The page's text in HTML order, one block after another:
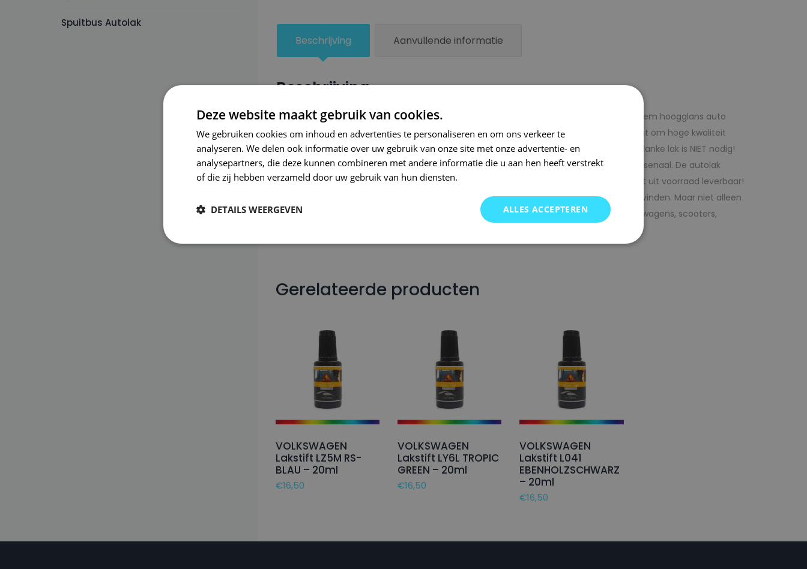
Beschrijving Aanvullende informatie
Beschrijving
Een kleiner beschadigd oppervlak van je auto behandel je zelf voordelig met 1laag systeem hoogglans auto
lakstiften van Small Repair Systems. Bij SRS bent u aan het juiste adres wanneer het gaat om hoge kwaliteit
auto lakstiften. Onze auto lakstiften zijn snel drogend en makkelijk te verwerken. Extra blanke lak is NIET nodig!
Wij hebben een gigantisch assortiment met oneindig veel kleurencombinaties in ons arsenaal. De autolak
wordt op kleurcode of kleurnaam gemaakt en is afgevuld met professionele verf. Direct uit voorraad leverbaar!
Om deze reden garanderen wij dat u altijd de gewenste kleur voor uw auto bij SRS kunt vinden. Maar niet alleen
voor auto’s.. Met onze A-kwaliteit auto lakstiften kunt u ook bij ons terecht voor bedrijfswagens, scooters,
Gerelateerde producten
VOLKSWAGEN
Lakstift LZ5M RS-
BLAU – 20ml
€16,50
VOLKSWAGEN
Lakstift LY6L TROPIC
GREEN – 20ml
€16,50
VOLKSWAGEN
Lakstift L041
EBENHOLZSCHWARZ
– 20ml
€16,50
Spuitbus Autolak
Deze website maakt gebruik van cookies.
We gebruiken cookies om inhoud en advertenties te personaliseren en om ons verkeer te
analyseren. We delen ook informatie over uw gebruik van onze site met onze advertentie- en
analysepartners, die deze kunnen combineren met andere informatie die u aan hen heeft verstrekt
of die zij hebben verzameld door uw gebruik van hun diensten.
ALLES ACCEPTEREN
DETAILS WEERGEVEN